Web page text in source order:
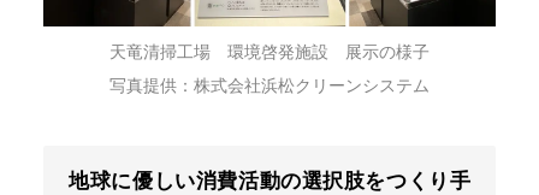
天竜清掃工場 環境啓発施設 展示の様子
写真提供：株式会社浜松クリーンシステム
地球に優しい消費活動の選択肢をつくり手